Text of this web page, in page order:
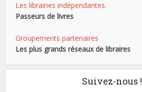
Les librairies indépendantes.
Passeurs de livres
Groupements partenaires
Les plus grands réseaux de libraires
Suivez-nous !